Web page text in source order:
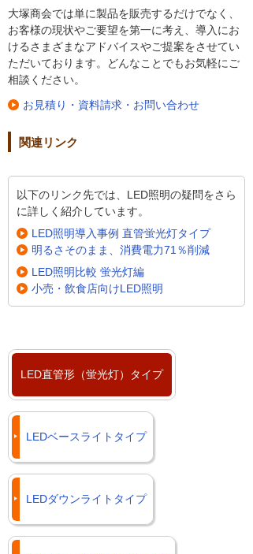
大塚商会では単に製品を販売するだけでなく、
お客様の現状やご要望を第一に考え、導入にお
けるさまざまなアドバイスやご提案をさせてい
ただいております。どんなことでもお気軽にご
相談ください。
お見積り・資料請求・お問い合わせ
関連リンク
以下のリンク先では、LED照明の疑問をさら
に詳しく紹介しています。
LED照明導入事例 直管蛍光灯タイプ
明るさそのまま、消費電力71％削減
LED照明比較 蛍光灯編
小売・飲食店向けLED照明
LED直管形（蛍光灯）タイプ
LEDベースライトタイプ
LEDダウンライトタイプ